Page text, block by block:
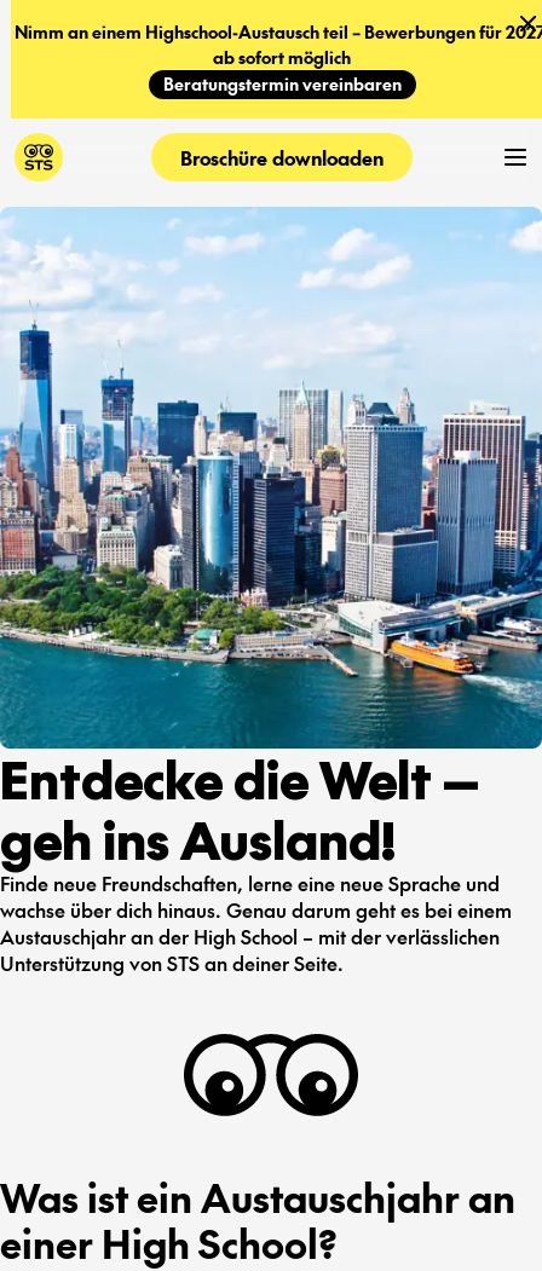
Nimm an einem Highschool-Austausch teil – Bewerbungen für
ab sofort möglich
Beratungstermin vereinbaren
Broschüre downloaden
Entdecke die Welt —
geh ins Ausland!
Finde neue Freundschaften, lerne eine neue Sprache und
wachse über dich hinaus. Genau darum geht es bei einem
Austauschjahr an der High School – mit der verlässlichen
Unterstützung von STS an deiner Seite.
Was ist ein Austauschjahr an
einer High School?